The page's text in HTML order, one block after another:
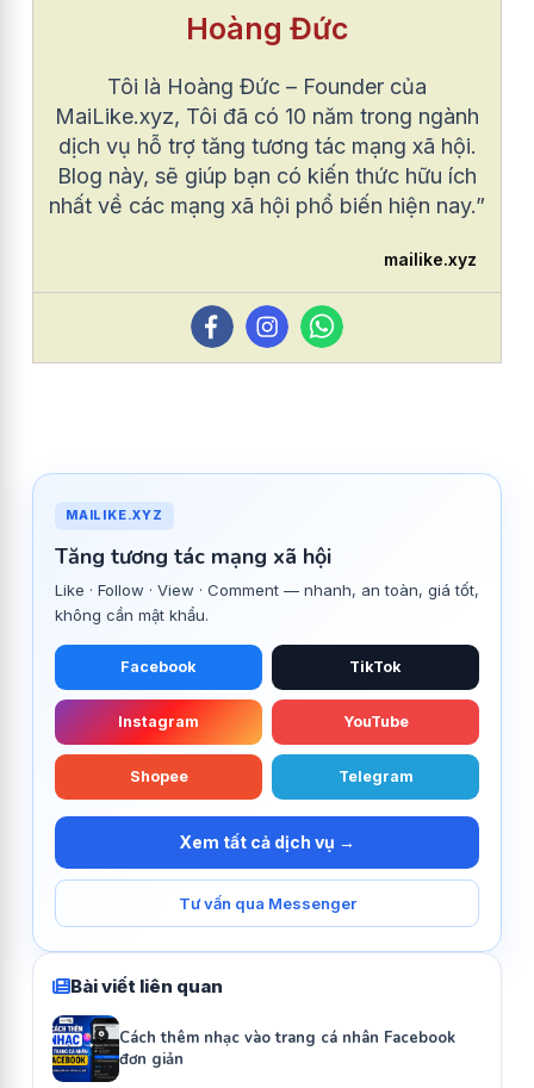
Hoàng Đức
Tôi là Hoàng Đức – Founder của
MaiLike.xyz, Tôi đã có 10 năm trong ngành
dịch vụ hỗ trợ tăng tương tác mạng xã hội.
Blog này, sẽ giúp bạn có kiến thức hữu ích
nhất về các mạng xã hội phổ biến hiện nay.”
mailike.xyz
MAILIKE.XYZ
Tăng tương tác mạng xã hội
Like · Follow · View · Comment — nhanh, an toàn, giá tốt,
không cần mật khẩu.
Facebook TikTok
Instagram YouTube
Shopee Telegram
Xem tất cả dịch vụ →
Tư vấn qua Messenger
Bài viết liên quan
Cách thêm nhạc vào trang cá nhân Facebook
đơn giản